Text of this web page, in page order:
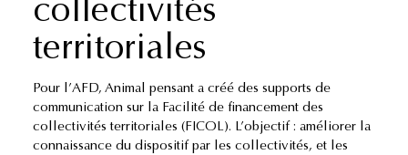
collectivités
territoriales
Pour l’AFD, Animal pensant a créé des supports de
communication sur la Facilité de financement des
collectivités territoriales (FICOL). L’objectif : améliorer la
connaissance du dispositif par les collectivités, et les